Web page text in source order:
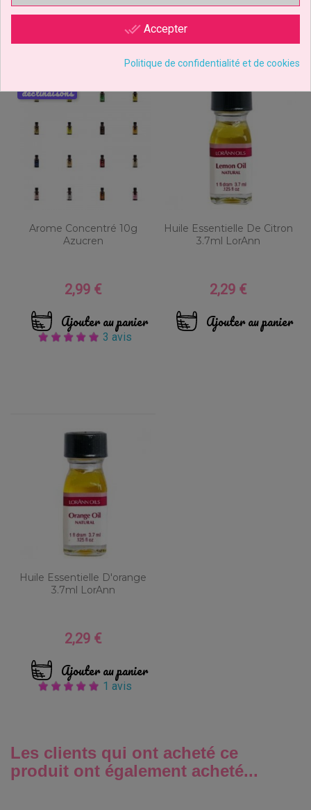
Arome Concentré 10g
Azucren
Prix
2,99 €
Ajouter au panier
3 avis
déclinaisons
Huile Essentielle De Citron
3.7ml LorAnn
Prix
2,29 €
Ajouter au panier
Huile Essentielle D'orange
3.7ml LorAnn
Prix
2,29 €
Ajouter au panier
1 avis
Les clients qui ont acheté ce
produit ont également acheté...
done_all Accepter
Politique de confidentialité et de cookies